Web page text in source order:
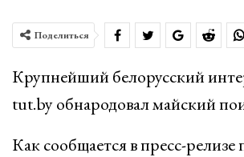
Поделиться
Крупнейший белорусский
tut.by обнародовал майский
Как сообщается в пресс-релизе